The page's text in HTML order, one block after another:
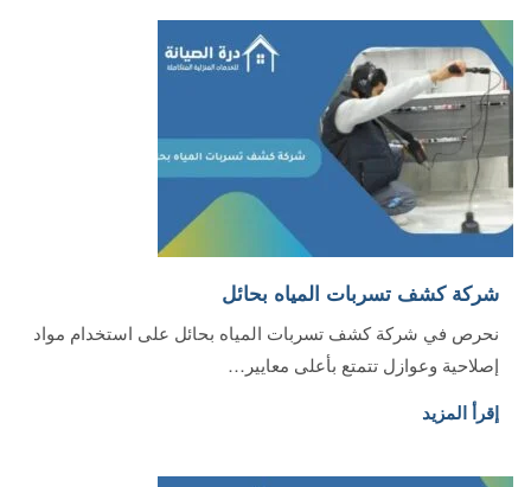
شركة كشف تسربات المياه بحائل
نحرص في شركة كشف تسربات المياه بحائل على استخدام مواد
إصلاحية وعوازل تتمتع بأعلى معايير…
إقرأ المزيد